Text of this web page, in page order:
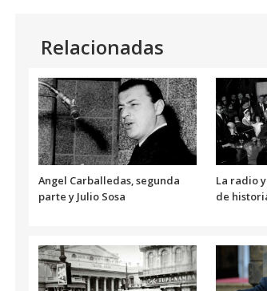
WhatsAppRelacionadas
Angel Carballedas, segunda
parte y Julio Sosa
La radio
de